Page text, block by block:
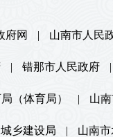
府网 | 山南市人民
| 错那市人民政府 |
（体育局） | 山
乡建设局 | 山南